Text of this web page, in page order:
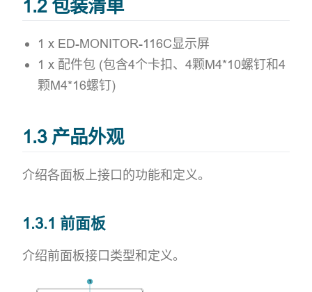
1.2 包装清单
1 x ED-MONITOR-116C显示屏
1 x 配件包 (包含4个卡扣、4颗M4*10螺钉和4
颗M4*16螺钉)
1.3 产品外观
介绍各面板上接口的功能和定义。
1.3.1 前面板
介绍前面板接口类型和定义。